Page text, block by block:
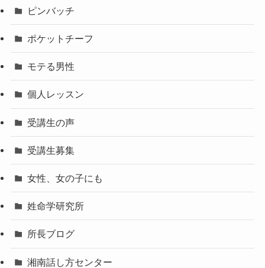
ピンバッチ
ポケットチーフ
モテる男性
個人レッスン
受講生の声
受講生募集
女性、女の子にも
姓命学研究所
所長ブログ
湘南話し方センター